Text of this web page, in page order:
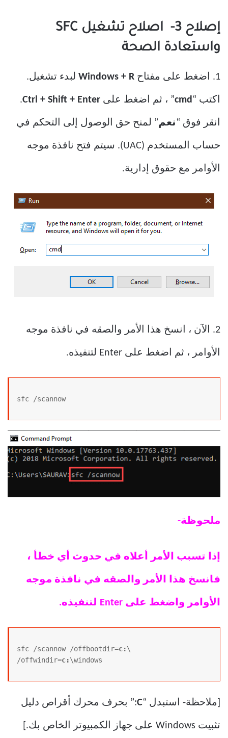
إصلاح 3- اصلاح تشغيل SFC
واستعادة الصحة
1. اضغط على مفتاح لبدء تشغيل.
اكتب “ cmd” ، ثم اضغط على .
انقر فوق “ نعم” لمنح حق الوصول إلى التحكم في
حساب المستخدم (UAC). سيتم فتح نافذة موجه
الأوامر مع حقوق إدارية.
2. الآن ، انسخ هذا الأمر والصقه في نافذة موجه
الأوامر ، ثم اضغط على Enter لتنفيذه.
sfc /scannow
ملحوظة-
إذا تسبب الأمر أعلاه في حدوث أي خطأ ،
فانسخ هذا الأمر والصقه في نافذة موجه
الأوامر واضغط على Enter لتنفيذه.
sfc /scannow /offbootdir=c:\
/offwindir=c:
[ملاحظة- استبدل “C:” بحرف محرك أقراص دليل
تثبيت Windows على جهاز الكمبيوتر الخاص بك.]